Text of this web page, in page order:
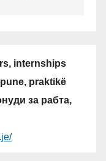
internships
praktikë
за рабта,